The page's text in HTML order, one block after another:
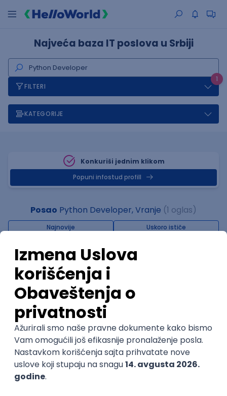
Najveća baza IT poslova u Srbiji
1
FILTERI
KATEGORIJE
Konkuriši jednim klikom
Popuni infostud profill
Posao Python Developer, Vranje (1 oglas)
Najnovije Uskoro ističe
Python Developer
Zoftify — Travel Software Development
Rad od kuće
15.09.2026.
MySQL Python Django PostgreSQL
Flask
Intermediate @
POSLOVI NA MAIL
KATEGORIJA
TEHNOLOGIJA